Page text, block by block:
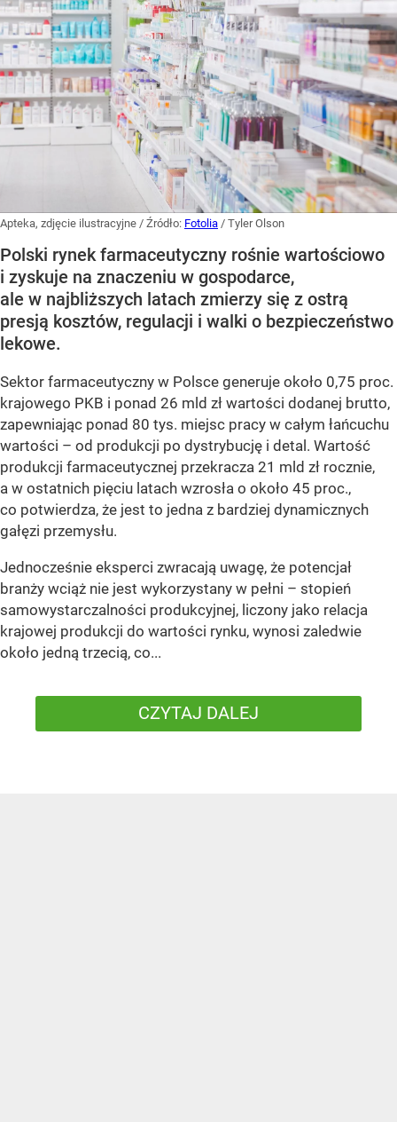
Apteka, zdjęcie ilustracyjne / Źródło: Fotolia / Tyler Olson
Polski rynek farmaceutyczny rośnie wartościowo
i zyskuje na znaczeniu w gospodarce,
ale w najbliższych latach zmierzy się z ostrą
presją kosztów, regulacji i walki o bezpieczeństwo
lekowe.
Sektor farmaceutyczny w Polsce generuje około 0,75 proc.
krajowego PKB i ponad 26 mld zł wartości dodanej brutto,
zapewniając ponad 80 tys. miejsc pracy w całym łańcuchu
wartości – od produkcji po dystrybucję i detal. Wartość
produkcji farmaceutycznej przekracza 21 mld zł rocznie,
a w ostatnich pięciu latach wzrosła o około 45 proc.,
co potwierdza, że jest to jedna z bardziej dynamicznych
gałęzi przemysłu.
Jednocześnie eksperci zwracają uwagę, że potencjał
branży wciąż nie jest wykorzystany w pełni – stopień
samowystarczalności produkcyjnej, liczony jako relacja
krajowej produkcji do wartości rynku, wynosi zaledwie
około jedną trzecią, co...
CZYTAJ DALEJ